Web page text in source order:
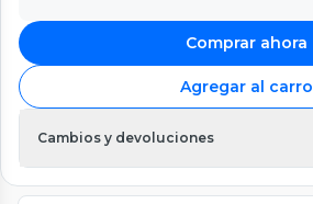
Comprar ahora
Agregar al carro
Cambios y devoluciones